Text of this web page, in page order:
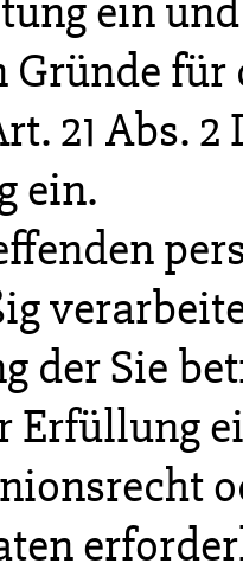
Gründe
21 Abs.
ein.
der Sie
Erfüllung